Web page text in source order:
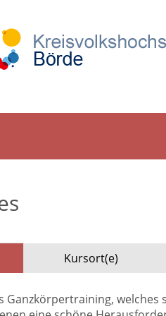
Kursort(e)
Ganzkörpertraining,